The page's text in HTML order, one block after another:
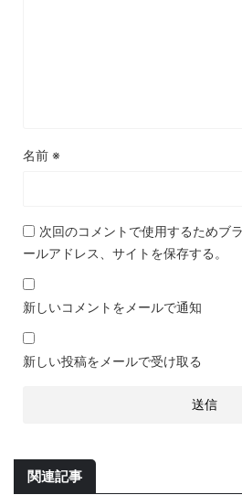
名前 ※
次回のコメントで使用するためブ
ールアドレス、サイトを保存する。
新しいコメントをメールで通知
新しい投稿をメールで受け取る
関連記事